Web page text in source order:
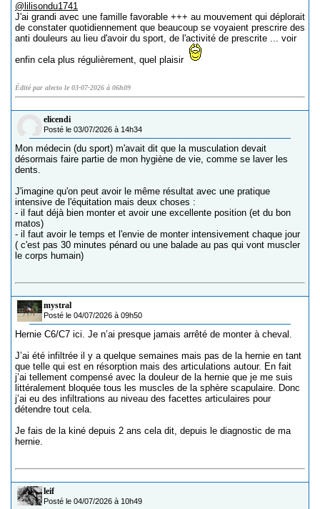
@lilisondu1741
J'ai grandi avec une famille favorable +++ au mouvement qui déplorait
de constater quotidiennement que beaucoup se voyaient prescrire des
anti douleurs au lieu d'avoir du sport, de l'activité de prescrite ... voir
enfin cela plus régulièrement, quel plaisir
Édité par alecto le 03-07-2026 à 06h09
elicendi
Posté le 03/07/2026 à 14h34
Mon médecin (du sport) m'avait dit que la musculation devait
désormais faire partie de mon hygiène de vie, comme se laver les
dents.
J'imagine qu'on peut avoir le même résultat avec une pratique
intensive de l'équitation mais deux choses :
- il faut déjà bien monter et avoir une excellente position (et du bon
matos)
- il faut avoir le temps et l'envie de monter intensivement chaque jour
( c'est pas 30 minutes pénard ou une balade au pas qui vont muscler
le corps humain)
mystral
Posté le 04/07/2026 à 09h50
Hernie C6/C7 ici. Je n’ai presque jamais arrêté de monter à cheval.
J’ai été infiltrée il y a quelque semaines mais pas de la hernie en tant
que telle qui est en résorption mais des articulations autour. En fait
j’ai tellement compensé avec la douleur de la hernie que je me suis
littéralement bloquée tous les muscles de la sphère scapulaire. Donc
j’ai eu des infiltrations au niveau des facettes articulaires pour
détendre tout cela.
Je fais de la kiné depuis 2 ans cela dit, depuis le diagnostic de ma
hernie.
leif
Posté le 04/07/2026 à 10h49